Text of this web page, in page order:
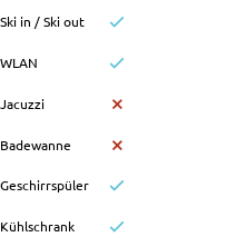
Ski in / Ski out
WLAN
Jacuzzi
Badewanne
Geschirrspüler
Kühlschrank